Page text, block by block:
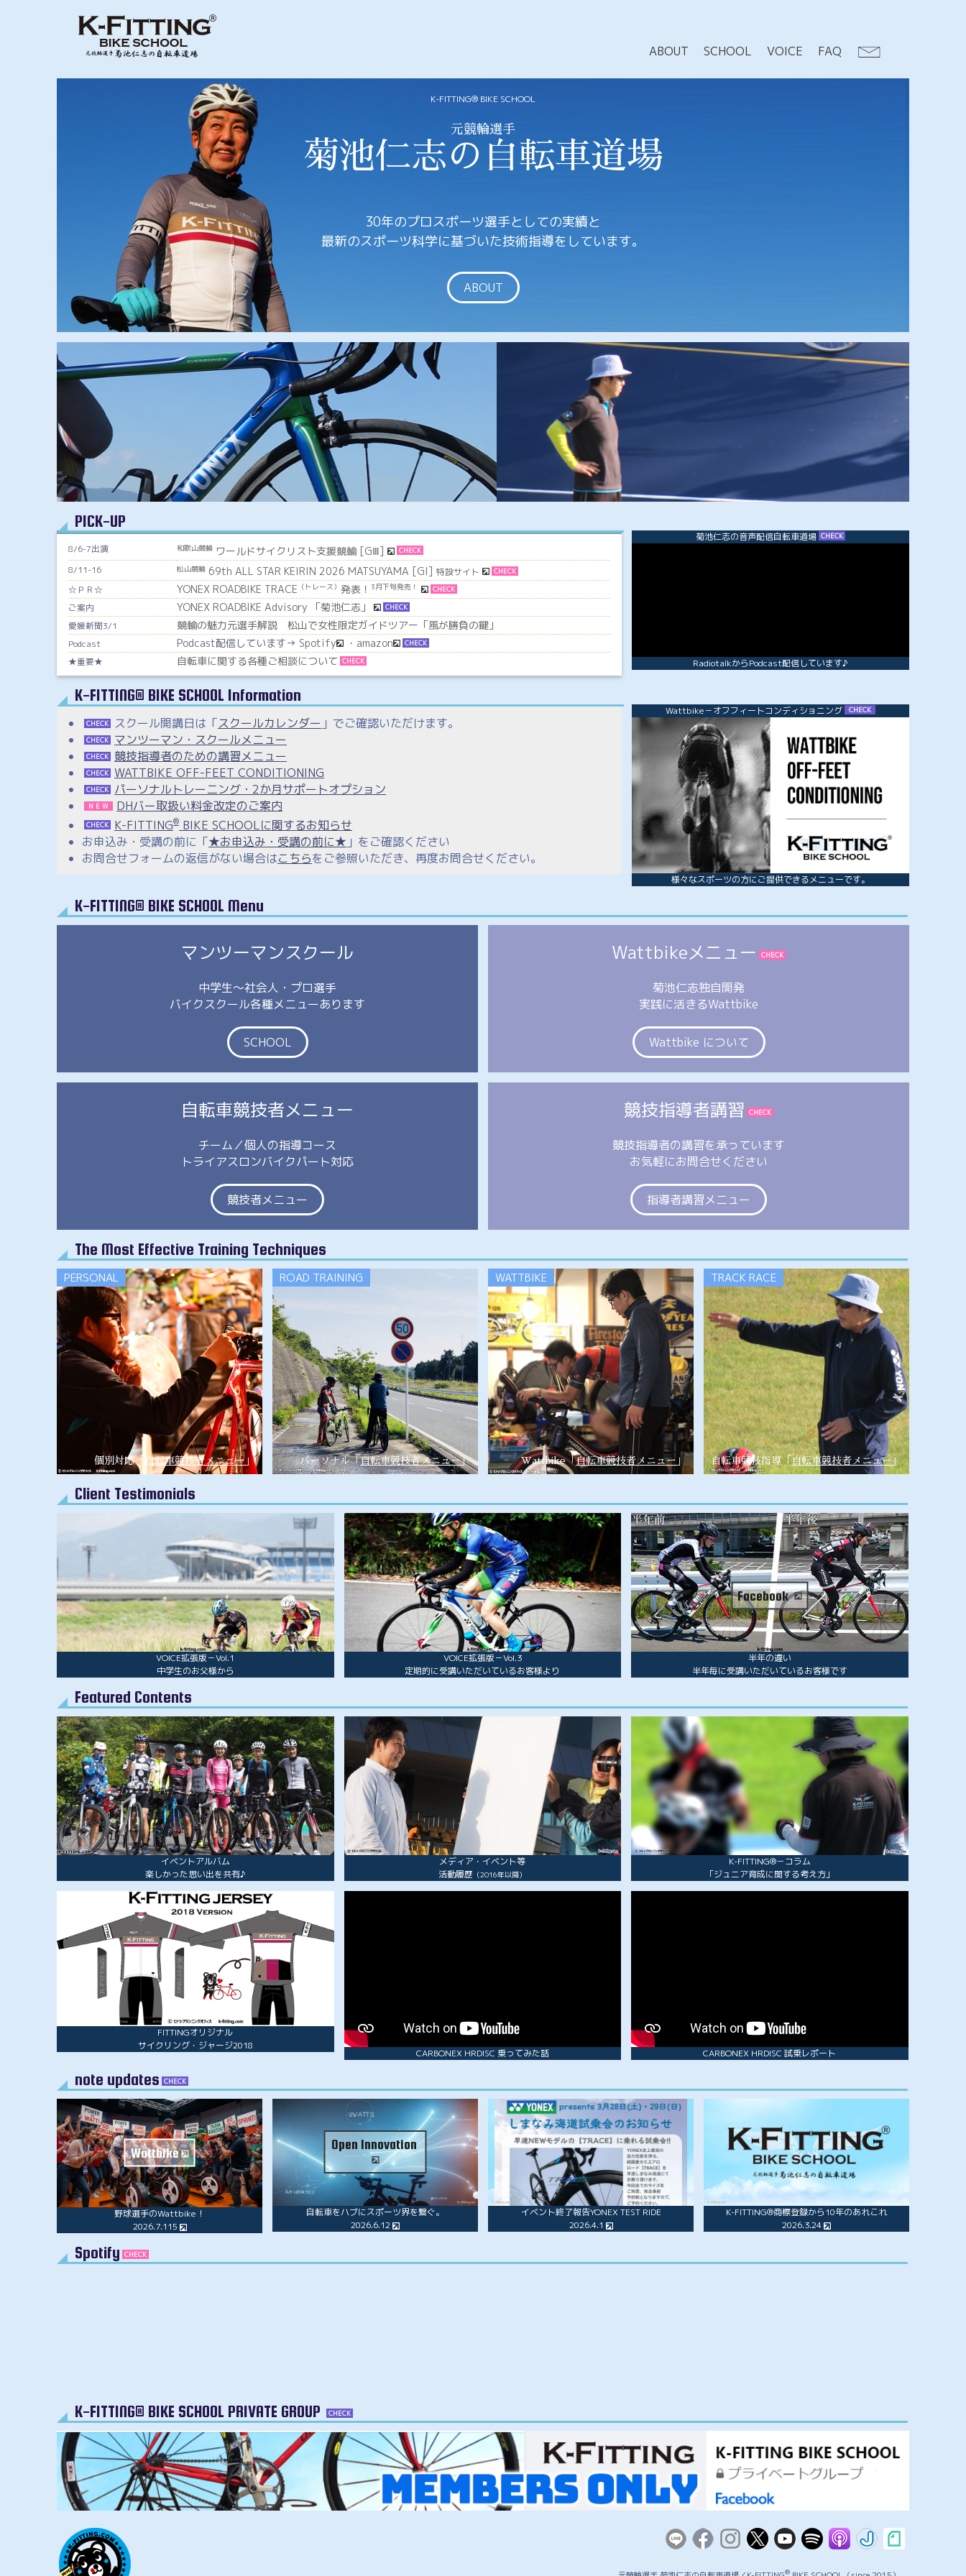
ABOUT SCHOOL VOICE FAQ
K-FITTING® BIKE SCHOOL
元競輪選手
菊池仁志の自転車道場
30年のプロスポーツ選手としての実績と
最新のスポーツ科学に基づいた技術指導をしています。
ABOUT
PICK-UP
8/6-7出演 和歌山競輪ワールドサイクリスト支援競輪 [GⅢ] CHECK
8/11-16 松山競輪69th ALL STAR KEIRIN 2026 MATSUYAMA [GI] 特設サイト CHECK
☆ＰＲ☆ YONEX ROADBIKE TRACE （トレース） 発表！ 3月下旬発売！ CHECK
ご案内 YONEX ROADBIKE Advisory 「菊池仁志」 CHECK
愛媛新聞3/1 競輪の魅力元選手解説 松山で女性限定ガイドツアー「風が勝負の鍵」
Podcast Podcast配信しています→ Spotify ・ amazon CHECK
★重要★ 自転車に関する各種ご相談について CHECK
菊池仁志の音声配信自転車道場 CHECK
RadiotalkからPodcast配信しています♪
K-FITTING® BIKE SCHOOL Information
CHECK スクール開講日は「スクールカレンダー 」でご確認いただけます。
CHECK マンツーマン・スクールメニュー
CHECK 競技指導者のための講習メニュー
CHECK WATTBIKE OFF-FEET CONDITIONING
CHECK パーソナルトレーニング・2か月サポートオプション
N E W DHバー取扱い料金改定のご案内
CHECK K-FITTING® BIKE SCHOOLに関するお知らせ
お申込み・受講の前に「★お申込み・受講の前に★ 」をご確認ください
お問合せフォームの返信がない場合はこちらをご参照いただき、再度お問合せください。
Wattbike－オフフィートコンディショニング CHECK
様々なスポーツの方にご提供できるメニューです。
K-FITTING® BIKE SCHOOL Menu
マンツーマンスクール
中学生～社会人・プロ選手
バイクスクール各種メニューあります
SCHOOL
Wattbikeメニュー CHECK
菊池仁志独自開発
実践に活きるWattbike
Wattbike について
自転車競技者メニュー
チーム／個人の指導コース
トライアスロンバイクパート対応
競技者メニュー
競技指導者講習 CHECK
競技指導者の講習を承っています
お気軽にお問合せください
指導者講習メニュー
The Most Effective Training Techniques
PERSONAL
個別対応「 自転車競技者メニュー 」
ROAD TRAINING
パーソナル「自転車競技者メニュー」
WATTBIKE
Wattbike「自転車競技者メニュー 」
TRACK RACE
自転車競技指導「自転車競技者メニュー」
Client Testimonials
VOICE拡張版－Vol.1
中学生のお父様から
VOICE拡張版－Vol.3
定期的に受講いただいているお客様より
Facebook
半年の違い
半年毎に受講いただいているお客様です
Featured Contents
イベントアルバム
楽しかった思い出を共有♪
メディア・イベント等
活動履歴 （2016年以降）
K-FITTING®－コラム
「ジュニア育成に関する考え方」
FITTINGオリジナル
サイクリング・ジャージ2018
CARBONEX HRDISC 乗ってみた話 CARBONEX HRDISC 試乗レポート
note updates CHECK
Wattbike
野球選手のWattbike！
2026.7.115
Open Innovation
自転車をハブにスポーツ界を繋ぐ。
2026.6.12
イベント終了報告YONEX TEST RIDE
2026.4.1
K-FITTING®商標登録から10年のあれこれ
2026.3.24
Spotify CHECK
K-FITTING® BIKE SCHOOL PRIVATE GROUP CHECK
®